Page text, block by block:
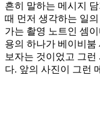
흔히 말하는 메시지
때 먼저 생각하는 일
가는 촬영 노트인 셈
용의 하나가 베이비붐
보자는 것이었고 그
다. 앞의 사진이 그런